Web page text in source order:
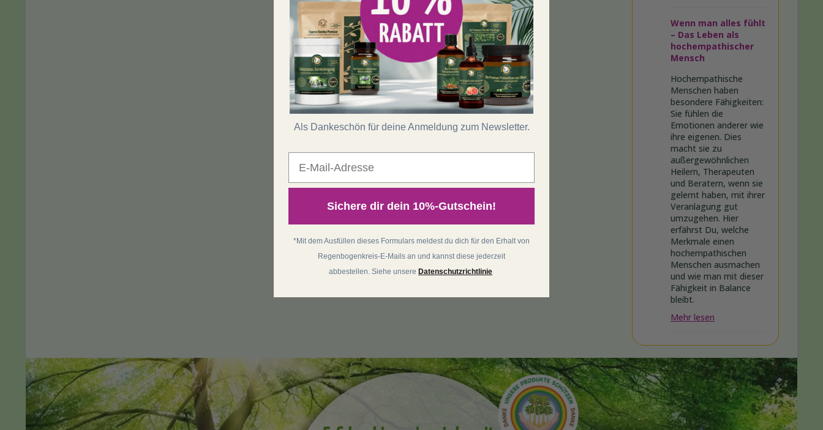
Wenn man alles fühlt
– Das Leben als
hochempathischer
Mensch
Hochempathische
Menschen haben
besondere Fähigkeiten:
Sie fühlen die
Emotionen anderer wie
ihre eigenen. Dies
macht sie zu
außergewöhnlichen
Heilern, Therapeuten
und Beratern, wenn sie
gelernt haben, mit ihrer
Veranlagung gut
umzugehen. Hier
erfährst Du, welche
Merkmale einen
hochempathischen
Menschen ausmachen
und wie man mit dieser
Fähigkeit in Balance
bleibt.
Mehr lesen
Als Dankeschön für deine Anmeldung zum Newsletter.
Sichere dir dein 10%-Gutschein!
*Mit dem Ausfüllen dieses Formulars meldest du dich für den Erhalt von
Regenbogenkreis-E-Mails an und kannst diese jederzeit
abbestellen. Siehe unsere Datenschutzrichtlinie